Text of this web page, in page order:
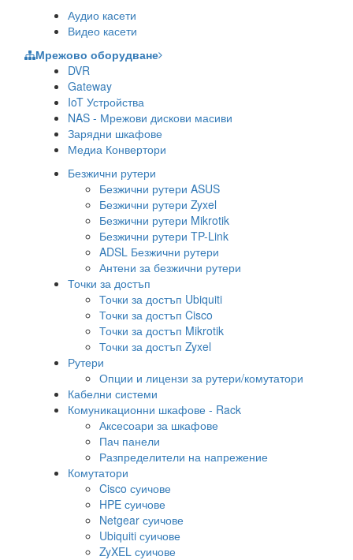
Аудио касети
Видео касети
Мрежово оборудване
DVR
Gateway
IoT Устройства
NAS - Мрежови дискови масиви
Зарядни шкафове
Медиа Конвертори
Безжични рутери
Безжични рутери ASUS
Безжични рутери Zyxel
Безжични рутери Mikrotik
Безжични рутери TP-Link
ADSL Безжични рутери
Антени за безжични рутери
Точки за достъп
Точки за достъп Ubiquiti
Точки за достъп Cisco
Точки за достъп Mikrotik
Точки за достъп Zyxel
Рутери
Опции и лицензи за рутери/комутатори
Кабелни системи
Комуникационни шкафове - Rack
Аксесоари за шкафове
Пач панели
Разпределители на напрежение
Комутатори
Cisco суичове
HPE суичове
Netgear суичове
Ubiquiti суичове
ZyXEL суичове